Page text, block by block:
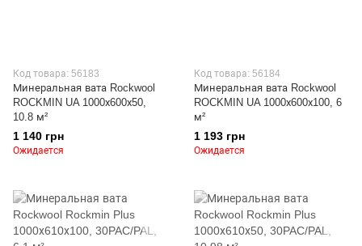
Код товара: 56183
Минеральная вата Rockwool
ROCKMIN UA 1000х600х50,
10.8 м²
1 140 грн
Ожидается
Код товара: 56184
Минеральная вата Rockwool
ROCKMIN UA 1000х600х100, 6
м²
1 193 грн
Ожидается